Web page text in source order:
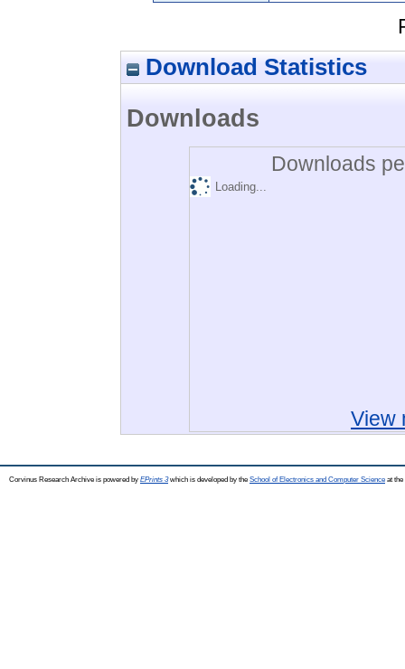
Download Statistics
Downloads
Downloads
Loading...
View
Corvinus Research Archive is powered by EPrints 3which is developed by the School of Electronics and Computer Science at